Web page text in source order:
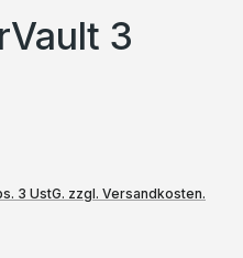
3
3 UstG. zzgl. Versandkosten.